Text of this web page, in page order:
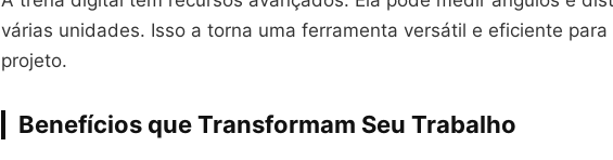
várias unidades. Isso a torna uma ferramenta versátil e eficiente para
projeto.
Benefícios que Transformam Seu Trabalho